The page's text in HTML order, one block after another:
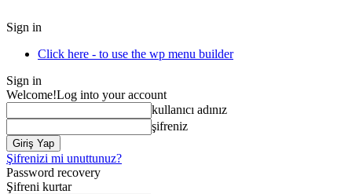
Sign in
Click here - to use the wp menu builder
Sign in
Welcome!Log into your account
kullanıcı adınız
şifreniz
Şifrenizi mi unuttunuz?
Password recovery
Şifreni kurtar